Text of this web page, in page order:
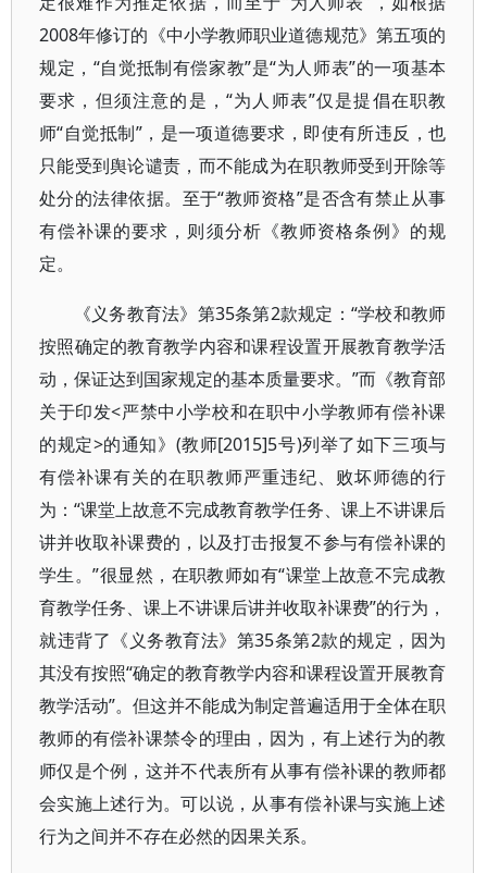
2008年修订的《中小学教师职业道德规范》第五项的
规定，“自觉抵制有偿家教”是“为人师表”的一项基本
要求，但须注意的是，“为人师表”仅是提倡在职教
师“自觉抵制”，是一项道德要求，即使有所违反，也
只能受到舆论谴责，而不能成为在职教师受到开除等
处分的法律依据。至于“教师资格”是否含有禁止从事
有偿补课的要求，则须分析《教师资格条例》的规
定。
《义务教育法》第35条第2款规定：“学校和教师
按照确定的教育教学内容和课程设置开展教育教学活
动，保证达到国家规定的基本质量要求。”而《教育部
关于印发<严禁中小学校和在职中小学教师有偿补课
的规定>的通知》(教师[2015]5号)列举了如下三项与
有偿补课有关的在职教师严重违纪、败坏师德的行
为：“课堂上故意不完成教育教学任务、课上不讲课后
讲并收取补课费的，以及打击报复不参与有偿补课的
学生。”很显然，在职教师如有“课堂上故意不完成教
育教学任务、课上不讲课后讲并收取补课费”的行为，
就违背了《义务教育法》第35条第2款的规定，因为
其没有按照“确定的教育教学内容和课程设置开展教育
教学活动”。但这并不能成为制定普遍适用于全体在职
教师的有偿补课禁令的理由，因为，有上述行为的教
师仅是个例，这并不代表所有从事有偿补课的教师都
会实施上述行为。可以说，从事有偿补课与实施上述
行为之间并不存在必然的因果关系。